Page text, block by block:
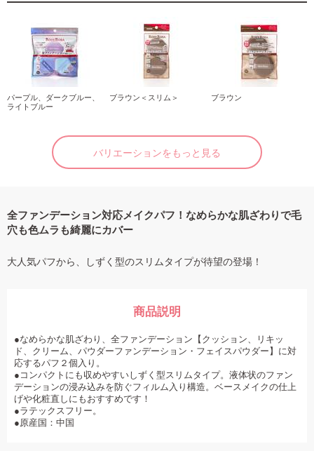
パープル、ダークブルー、
ライトブルー
ブラウン＜スリム＞ ブラウン
バリエーションをもっと見る
全ファンデーション対応メイクパフ！なめらかな肌ざわりで毛
穴も色ムラも綺麗にカバー
大人気パフから、しずく型のスリムタイプが待望の登場！
商品説明
●なめらかな肌ざわり、全ファンデーション【クッション、リキッ
ド、クリーム、パウダーファンデーション・フェイスパウダー】に対
応するパフ２個入り。
●コンパクトにも収めやすいしずく型スリムタイプ。液体状のファン
デーションの浸み込みを防ぐフィルム入り構造。ベースメイクの仕上
げや化粧直しにもおすすめです！
●ラテックスフリー。
●原産国：中国